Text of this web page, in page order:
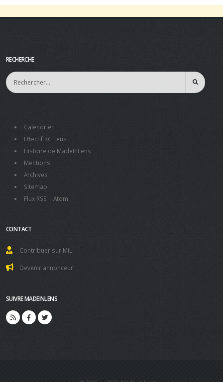
RECHERCHE
Calendrier
Effectif RC Lens
Histoire de MadeInLens
Mentions
Archives
Sitemap
Flux RSS | Atom
CONTACT
Contribuer sur MiL
Devenir annonceur
SUIVRE MADEINLENS